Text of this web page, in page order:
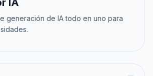
IA
generación de IA todo en uno para